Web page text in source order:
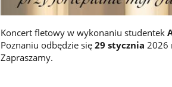
Koncert fletowy w wykonaniu studentek
Poznaniu odbędzie się29 stycznia 2026
Zapraszamy.